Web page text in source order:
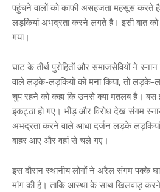
पहुंचने वालों को काफी असहजता महसूस
लड़कियां अभद्रता करने लगते है। इसी बात को
गया।
घाट के तीर्थ पुरोहितों और समाजसेवियों ने
वाले लड़के-लड़कियों को मना किया, तो लड़के-
चुप रहने को कहा कि उनसे क्या मतलब है। बस
इकट्ठा हो गए। भीड़ और विरोध देख संगम
अभद्रता करने वाले आधा दर्जन लड़के
बाहर आए और वहां से चले गए।
इस दौरान स्थानीय लोगों ने अरैल संगम पक्के
मांग की है। ताकि आस्था के साथ खिलवाड़